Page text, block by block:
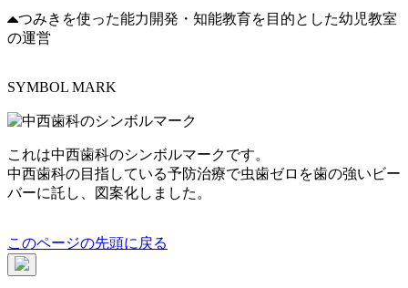
つみきを使った能力開発・知能教育を目的とした幼児教室
の運営
SYMBOL MARK
これは中西歯科のシンボルマークです。
中西歯科の目指している予防治療で虫歯ゼロを歯の強いビー
バーに託し、図案化しました。
このページの先頭に戻る